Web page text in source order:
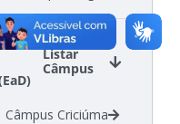
Listar
Câmpus
Câmpus Criciúma